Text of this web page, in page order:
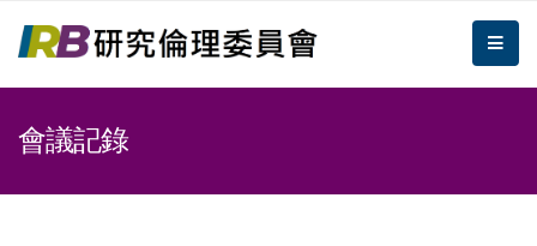
倫理委員會
會議記錄